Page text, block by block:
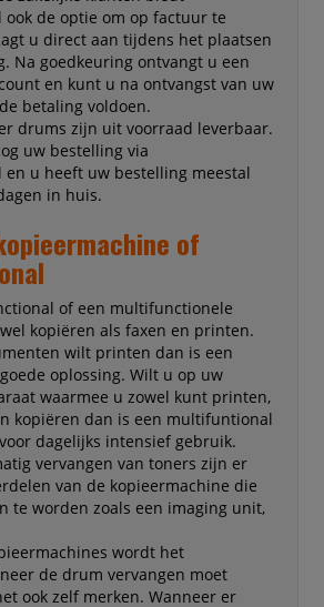
ook de optie om op factuur te
u direct aan tijdens het plaatsen
Na goedkeuring ontvangt u een
en kunt u na ontvangst van uw
betaling voldoen.
drums zijn uit voorraad leverbaar.
uw bestelling via
en u heeft uw bestelling meestal
in huis.
of
of een multifunctionele
kopiëren als faxen en printen.
wilt printen dan is een
oplossing. Wilt u op uw
waarmee u zowel kunt printen,
kopiëren dan is een multifuntional
dagelijks intensief gebruik.
vervangen van toners zijn er
van de kopieermachine die
te worden zoals een imaging unit,
wordt het
de drum vervangen moet
ook zelf merken. Wanneer er